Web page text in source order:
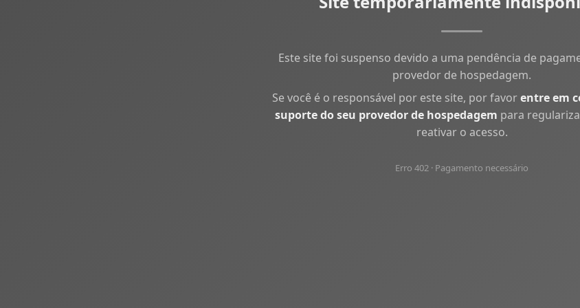
Este site foi suspenso devido a uma pendência de
provedor de hospedagem.
Se você é o responsável por este site, por favorentre em
suporte do seu provedor de hospedagem para
reativar o acesso.
Erro 402 · Pagamento necessário